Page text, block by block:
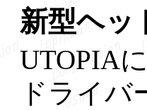
新型ヘッ
UTOPIA
ドライ